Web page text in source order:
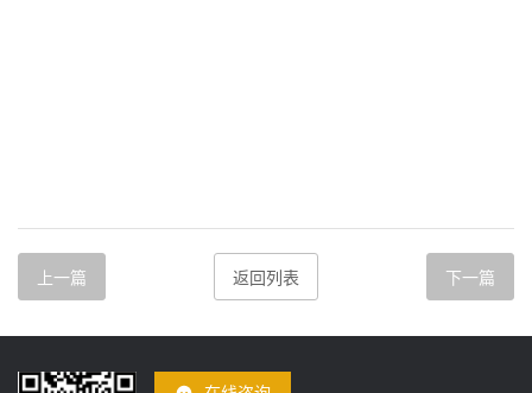
上一篇 返回列表 下一篇